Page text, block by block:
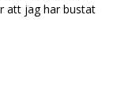
att jag har bustat